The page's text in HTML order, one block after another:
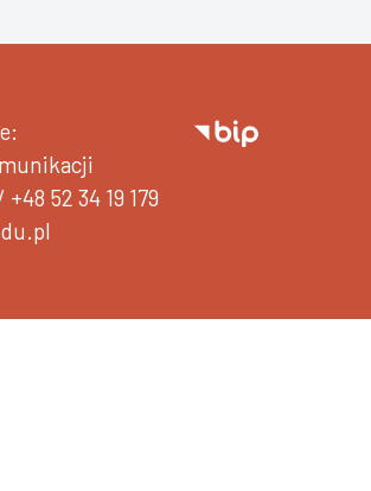
+48 52 34 19 179